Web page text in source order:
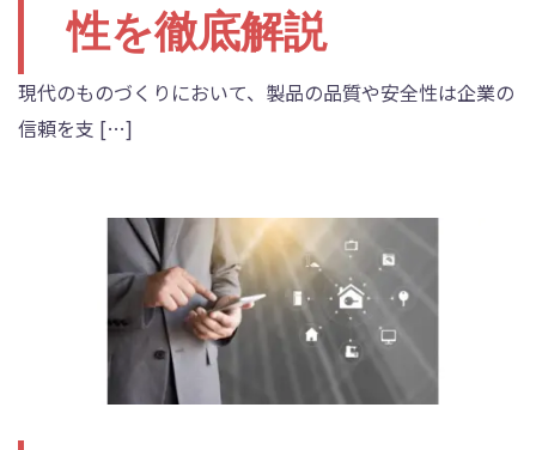
性を徹底解説
現代のものづくりにおいて、製品の品質や安全性は企業の
信頼を支 […]